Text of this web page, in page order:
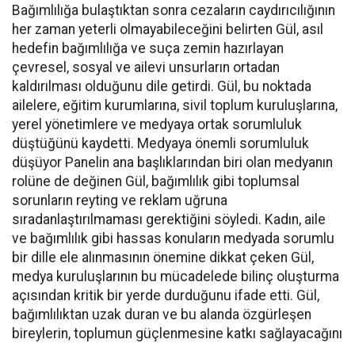
Bağımlılığa bulaştıktan sonra cezaların caydırıcılığının
her zaman yeterli olmayabileceğini belirten Gül, asıl
hedefin bağımlılığa ve suça zemin hazırlayan
çevresel, sosyal ve ailevi unsurların ortadan
kaldırılması olduğunu dile getirdi. Gül, bu noktada
ailelere, eğitim kurumlarına, sivil toplum kuruluşlarına,
yerel yönetimlere ve medyaya ortak sorumluluk
düştüğünü kaydetti. Medyaya önemli sorumluluk
düşüyor Panelin ana başlıklarından biri olan medyanın
rolüne de değinen Gül, bağımlılık gibi toplumsal
sorunların reyting ve reklam uğruna
sıradanlaştırılmaması gerektiğini söyledi. Kadın, aile
ve bağımlılık gibi hassas konuların medyada sorumlu
bir dille ele alınmasının önemine dikkat çeken Gül,
medya kuruluşlarının bu mücadelede bilinç oluşturma
açısından kritik bir yerde durduğunu ifade etti. Gül,
bağımlılıktan uzak duran ve bu alanda özgürleşen
bireylerin, toplumun güçlenmesine katkı sağlayacağını